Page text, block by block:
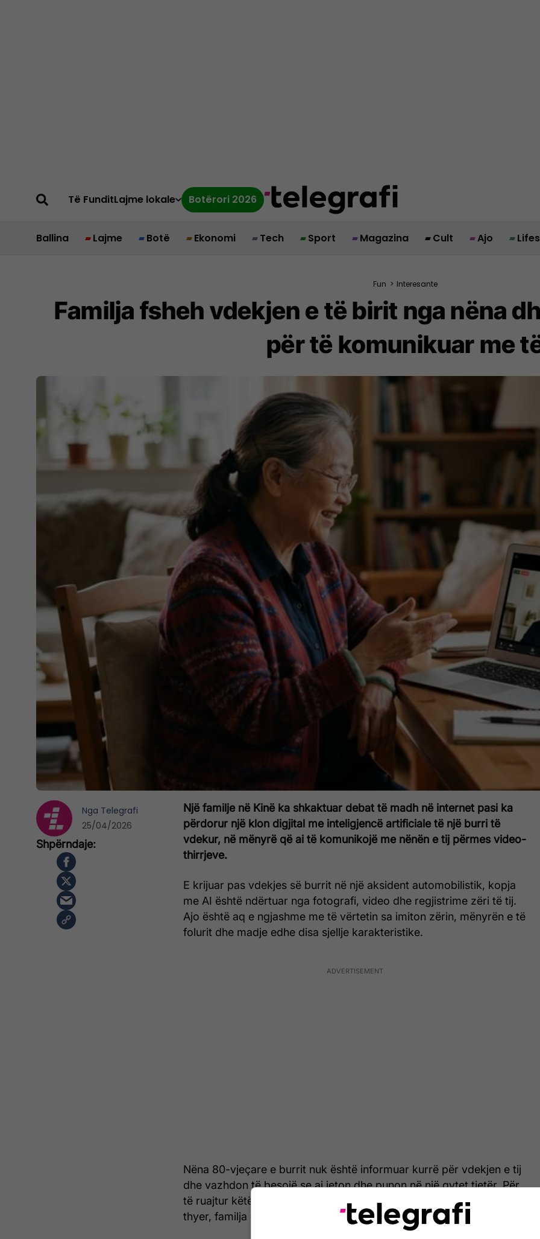
Të FunditLajme lokale Botërori 2026
Ballina Lajme Botë Ekonomi Tech Sport Magazina Cult Ajo
Fun > Interesante
Familja fsheh vdekjen e të birit nga nëna
për të komunikuar me
Një familje në Kinë ka shkaktuar debat të madh në internet pasi ka
përdorur një klon digjital me inteligjencë artificiale të një burri të
vdekur, në mënyrë që ai të komunikojë me nënën e tij përmes video-
thirrjeve.
E krijuar pas vdekjes së burrit në një aksident automobilistik, kopja
me AI është ndërtuar nga fotografi, video dhe regjistrime zëri të tij.
Ajo është aq e ngjashme me të vërtetin sa imiton zërin, mënyrën e të
folurit dhe madje edhe disa sjellje karakteristike.
Nëna 80-vjeçare e burrit nuk është informuar kurrë për vdekjen e tij
dhe vazhdon të besojë se ai jeton dhe punon në një qytet tjetër. Për
të ruajtur këtë iluzion dhe për t’ia kursyer tronditjen në moshë të
thyer, familja organizon video-thirrje me klonin AI, ku ai “flet” me të.
Nga Telegrafi
25/04/2026